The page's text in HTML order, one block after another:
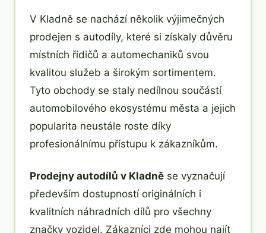
V Kladně se nachází několik výjimečných
prodejen s autodíly, které si získaly důvěru
místních řidičů a automechaniků svou
kvalitou služeb a širokým sortimentem.
Tyto obchody se staly nedílnou součástí
automobilového ekosystému města a jejich
popularita neustále roste díky
profesionálnímu přístupu k zákazníkům.
Prodejny autodílů v Kladně se vyznačují
především dostupností originálních i
kvalitních náhradních dílů pro všechny
značky vozidel. Zákazníci zde mohou najít